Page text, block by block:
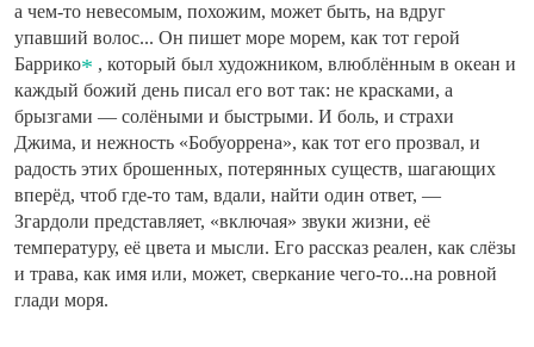
а чем-то невесомым, похожим, может быть, на вдруг
упавший волос... Он пишет море морем, как тот герой
Баррико
, который был художником, влюблённым в океан и
каждый божий день писал его вот так: не красками, а
брызгами — солёными и быстрыми. И боль, и страхи
Джима, и нежность «Бобуоррена», как тот его прозвал, и
радость этих брошенных, потерянных существ, шагающих
вперёд, чтоб где-то там, вдали, найти один ответ, —
Згардоли представляет, «включая» звуки жизни, её
температуру, её цвета и мысли. Его рассказ реален, как слёзы
и трава, как имя или, может, сверкание чего-то...на ровной
глади моря.